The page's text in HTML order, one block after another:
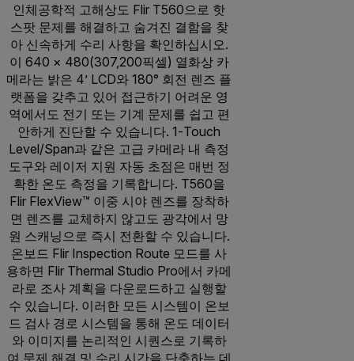
인체공학적 고해상도 Flir T560으로 핫
스팟 문제를 해결하고 숨겨진 결함을 찾
아 신속하게 수리 사항을 확인하십시오.
이 640 × 480(307,200픽셀) 열화상 카
메라는 밝은 4’ LCD와 180° 회전 렌즈 플
랫폼을 갖추고 있어 접근하기 어려운 영
역에서도 전기 또는 기계 문제를 쉽고 편
안하게 진단할 수 있습니다. 1-Touch
Level/Span과 같은 고급 카메라 내 측정
도구와 레이저 지원 자동 초점은 매번 정
확한 온도 측정을 기록합니다. T560을
Flir FlexView™ 이중 시야 렌즈를 장착하
면 렌즈를 교체하지 않고도 광각에서 망
원 스캐닝으로 즉시 전환할 수 있습니다.
온보드 Flir Inspection Route 모드를 사
용하면 Flir Thermal Studio Pro에서 카메
라로 조사 계획을 다운로드하고 실행할
수 있습니다. 이러한 모든 시스템이 온보
드 검사 경로 시스템을 통해 온도 데이터
와 이미지를 논리적인 시퀀스로 기록하
여 문제 해결 및 수리 시간을 단축하는 데